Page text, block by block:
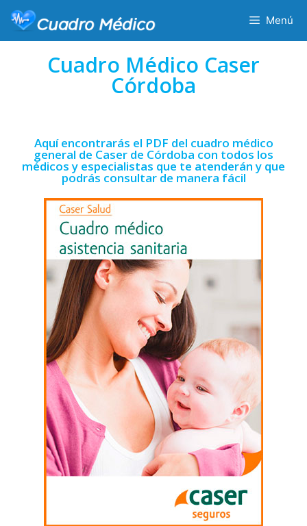
Menú
Cuadro Médico Caser
Córdoba
Aquí encontrarás el PDF del cuadro médico
general de Caser de Córdoba con todos los
médicos y especialistas que te atenderán y que
podrás consultar de manera fácil